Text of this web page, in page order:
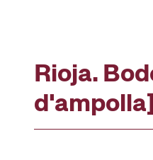
Rioja.
d'ampolla]